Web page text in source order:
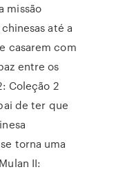
missão
até a
casarem com
entre os
Coleção 2
de ter que
torna uma
II: